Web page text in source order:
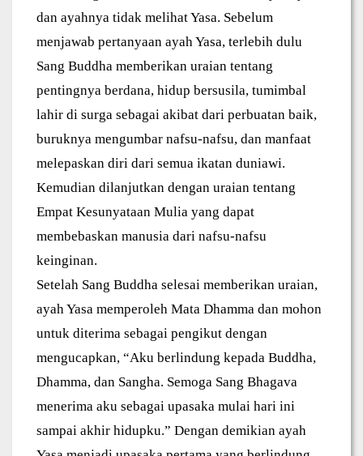
dan ayahnya tidak melihat Yasa. Sebelum
menjawab pertanyaan ayah Yasa, terlebih dulu
Sang Buddha memberikan uraian tentang
pentingnya berdana, hidup bersusila, tumimbal
lahir di surga sebagai akibat dari perbuatan baik,
buruknya mengumbar nafsu-nafsu, dan manfaat
melepaskan diri dari semua ikatan duniawi.
Kemudian dilanjutkan dengan uraian tentang
Empat Kesunyataan Mulia yang dapat
membebaskan manusia dari nafsu-nafsu
keinginan.
Setelah Sang Buddha selesai memberikan uraian,
ayah Yasa memperoleh Mata Dhamma dan mohon
untuk diterima sebagai pengikut dengan
mengucapkan, “Aku berlindung kepada Buddha,
Dhamma, dan Sangha. Semoga Sang Bhagava
menerima aku sebagai upasaka mulai hari ini
sampai akhir hidupku.” Dengan demikian ayah